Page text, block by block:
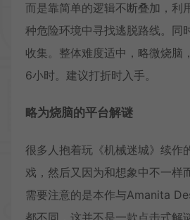
而是靠简单的逻辑不断叠加，利
种危险环境中寻找逃脱路线。同
收集。整体难度适中，略微烧脑
6小时。建议打折时入手。
略为烧脑的平台解谜
很多人抱着玩《机械迷城》续作
戏，然后又因为和想象中不一样
需要注意的是本作与Amanita